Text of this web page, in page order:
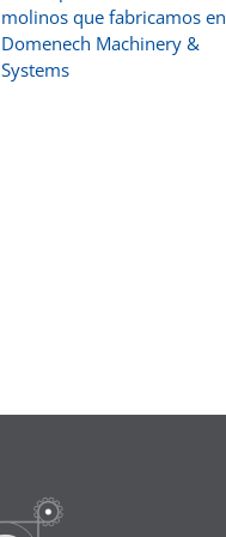
molinos que fabricamos en
Domenech Machinery &
Systems